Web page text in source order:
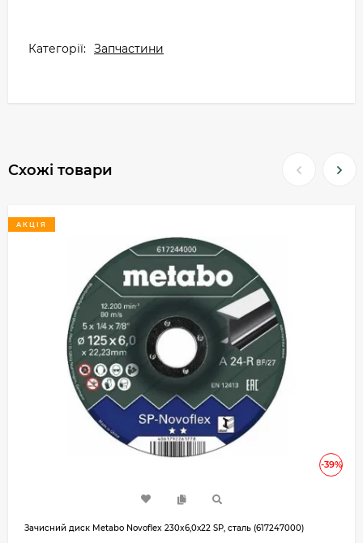
Категорії: Запчастини
Схожі товари
-39%
АКЦІЯ
Зачисний диск Metabo Novoflex 230x6,0х22 SP, сталь (617247000)